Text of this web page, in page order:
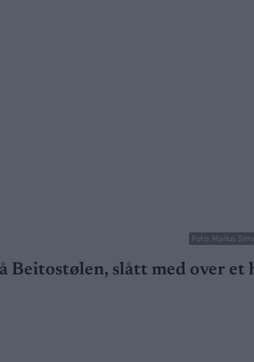
Foto: Marius
Beitostølen, slått med over et